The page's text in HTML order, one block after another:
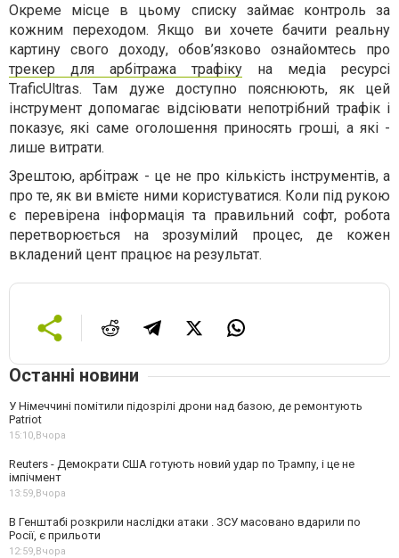
Окреме місце в цьому списку займає контроль за
кожним переходом. Якщо ви хочете бачити реальну
картину свого доходу, обов’язково ознайомтесь про
трекер для арбітража трафіку на медіа ресурсі
TraficUltras. Там дуже доступно пояснюють, як цей
інструмент допомагає відсіювати непотрібний трафік і
показує, які саме оголошення приносять гроші, а які -
лише витрати.
Зрештою, арбітраж - це не про кількість інструментів, а
про те, як ви вмієте ними користуватися. Коли під рукою
є перевірена інформація та правильний софт, робота
перетворюється на зрозумілий процес, де кожен
вкладений цент працює на результат.
Останні новини
У Німеччині помітили підозрілі дрони над базою, де ремонтують
Patriot
15:10,Вчора
Reuters - Демократи США готують новий удар по Трампу, і це не
імпічмент
13:59,Вчора
В Генштабі розкрили наслідки атаки . ЗСУ масовано вдарили по
Росії, є прильоти
12:59,Вчора